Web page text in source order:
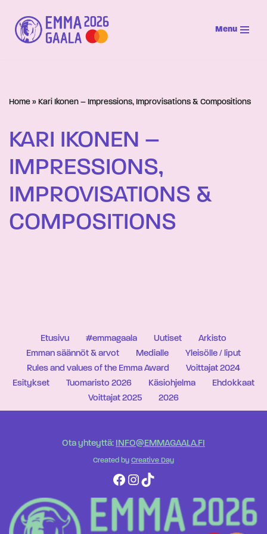
Siirry
suoraan
Menu
Home » Kari Ikonen – Impressions, Improvisations & Compositions
KARI IKONEN –
IMPRESSIONS,
IMPROVISATIONS &
COMPOSITIONS
Etusivu #emmagaala Uutiset
Arkisto
Emman säännöt & arvot
Medialle
Yleisölle / liput
Rules and values of the Emma Award
Voittajat 2024
Esitykset
Tuomaristo 2026 Käsiohjelma
Ehdokkaat
Voittajat 2025
2026
Ota yhteyttä: INFO@EMMAGAALA.FI
Created by Creative Day